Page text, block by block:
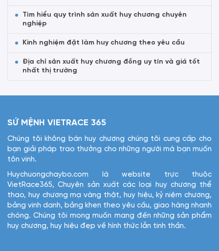
Tìm hiểu quy trình sản xuất huy chương chuyên
nghiệp
Kinh nghiệm đặt làm huy chương theo yêu cầu
Địa chỉ sản xuất huy chương đồng uy tín và giá tốt
nhất thị trường
SỨ MỆNH VIETRACE 365
Chúng tôi không bán huy chương chúng tôi cung cấp cho
bạn giải pháp trao thưởng cho những người mà bạn muốn
tôn vinh.
Huychuongchaybo.com là website trực thuộc
VietRace365, Chuyên sản xuất các loại huy chương thể
thao, huy chương mạ vàng thật, huy hiệu, kỷ niệm chương,
bảng vinh danh, bảng khen theo yêu cầu, giao hàng nhanh
chóng. Chúng tôi mong muốn mang đến những sản phẩm
huy chương, huy hiệu đẹp về hình thức lẫn tinh thần.